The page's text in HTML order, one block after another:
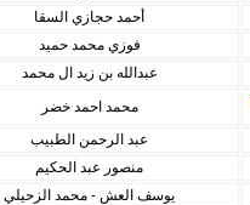
أحمد حجازي السقا
فوزي محمد حميد
عبدالله بن زيد ال محمد
محمد احمد خضر
عبد الرحمن الطبيب
منصور عبد الحكيم
يوسف العش - محمد الزحيلي